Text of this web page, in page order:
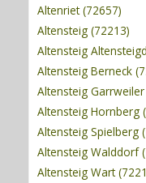
Altenriet (72657)
Altensteig (72213)
Altensteig
Altensteig Berneck
Altensteig
Altensteig Hornberg
Altensteig Spielberg
Altensteig Walddorf
Altensteig Wart